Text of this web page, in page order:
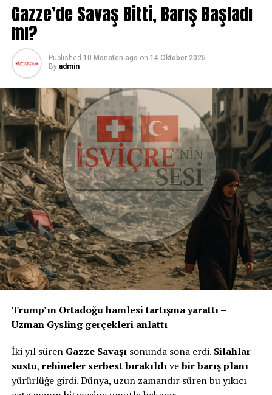
Gazze’de Savaş Bitti, Barış Başladı
mı?
Published 10 Monaten ago on 14 Oktober 2025
By admin
Trump’ın Ortadoğu hamlesi tartışma yarattı –
Uzman Gysling gerçekleri anlattı
İki yıl süren Gazze Savaşısonunda sona erdi. Silahlar
sustu, rehineler serbest bırakıldıvebir barış planı
yürürlüğe girdi. Dünya, uzun zamandır süren bu yıkıcı